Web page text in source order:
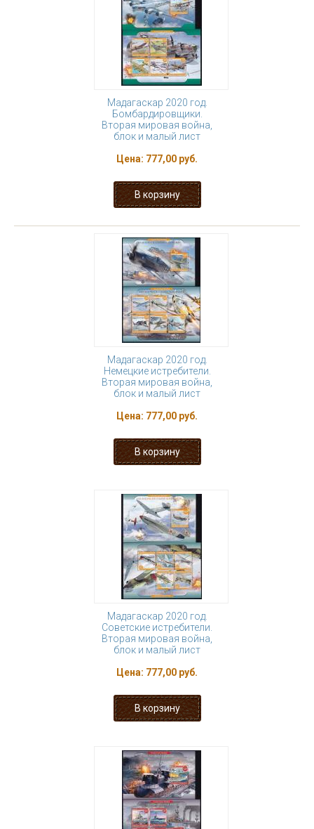
Мадагаскар 2020 год.
Бомбардировщики.
Вторая мировая война,
блок и малый лист
Цена: 777,00 руб.
Мадагаскар 2020 год.
Немецкие истребители.
Вторая мировая война,
блок и малый лист
Цена: 777,00 руб.
Мадагаскар 2020 год.
Советские истребители.
Вторая мировая война,
блок и малый лист
Цена: 777,00 руб.